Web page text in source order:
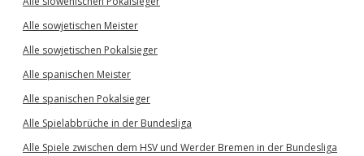
Alle sowjetischen Meister
Alle sowjetischen Pokalsieger
Alle spanischen Meister
Alle spanischen Pokalsieger
Alle Spielabbrüche in der Bundesliga
Alle Spiele zwischen dem HSV und Werder Bremen in der Bundesliga